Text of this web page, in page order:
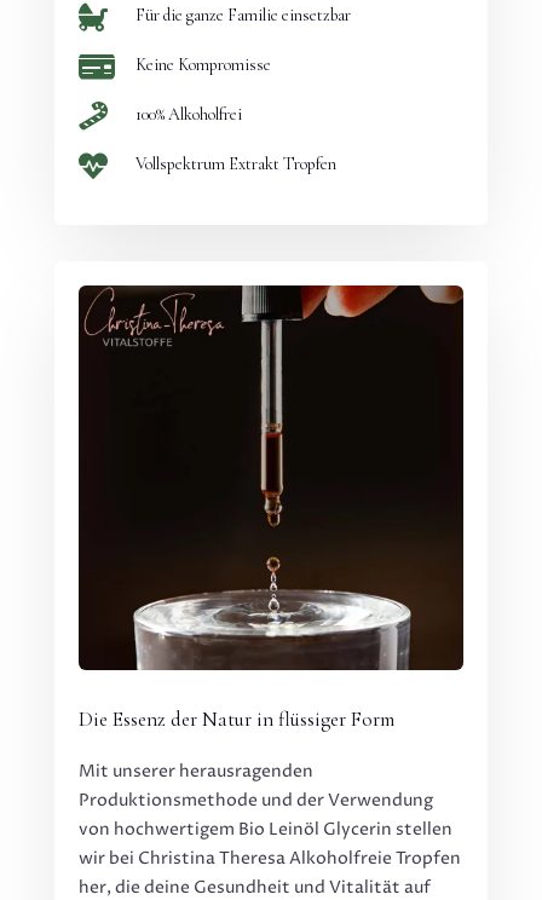
 Für die ganze Familie einsetzbar
 Keine Kompromisse
 100% Alkoholfrei
 Vollspektrum Extrakt Tropfen
Die Essenz der Natur in flüssiger Form
Mit unserer herausragenden
Produktionsmethode und der Verwendung
von hochwertigem Bio Leinöl Glycerin stellen
wir bei Christina Theresa Alkoholfreie Tropfen
her, die deine Gesundheit und Vitalität auf